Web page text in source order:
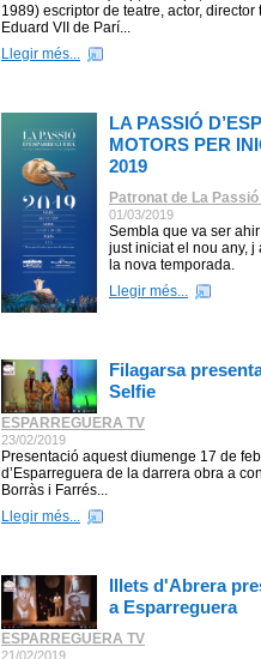
1989) escriptor de teatre, actor,
Eduard VII de Parí...
Llegir més...
LA PASSIÓ
MOTORS PER
2019
Patronat de La
01/03/2019
Sembla que va ser
just iniciat el nou any, j
la nova temporada.
Llegir més...
Filagarsa
Selfie
ESPARREGUERA TV
23/02/2019
Presentació aquest diumenge 17 de
d’Esparreguera de la darrera obra a
Borràs i Farrés...
Llegir més...
Illets d'Abrera
a Esparreguera
ESPARREGUERA TV
21/02/2019